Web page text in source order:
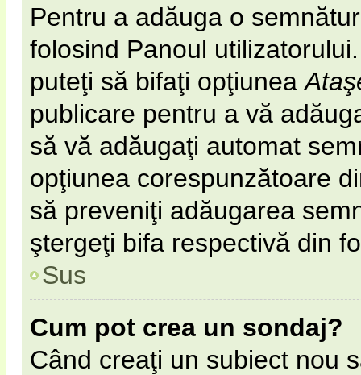
Pentru a adăuga o
folosind Panoul
puteţi să bifaţi opţiunea
publicare pentru a vă
să vă adăugaţi automat
opţiunea corespunzătoare
să preveniţi adăugarea
ştergeţi bifa respectivă din
Sus
Cum pot crea un sondaj?
Când creaţi un subiect nou